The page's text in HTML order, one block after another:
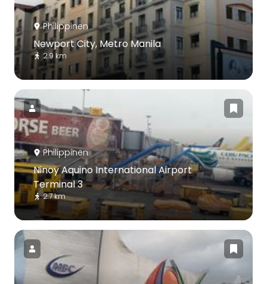
Philippinen
Newport City, Metro Manila
2.9 km
Philippinen
Ninoy Aquino International Airport
Terminal 3
2.7 km